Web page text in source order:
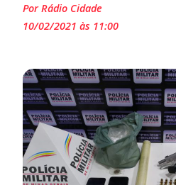
Por Rádio Cidade
10/02/2021 às 11:00